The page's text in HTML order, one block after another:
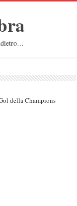
della Champions